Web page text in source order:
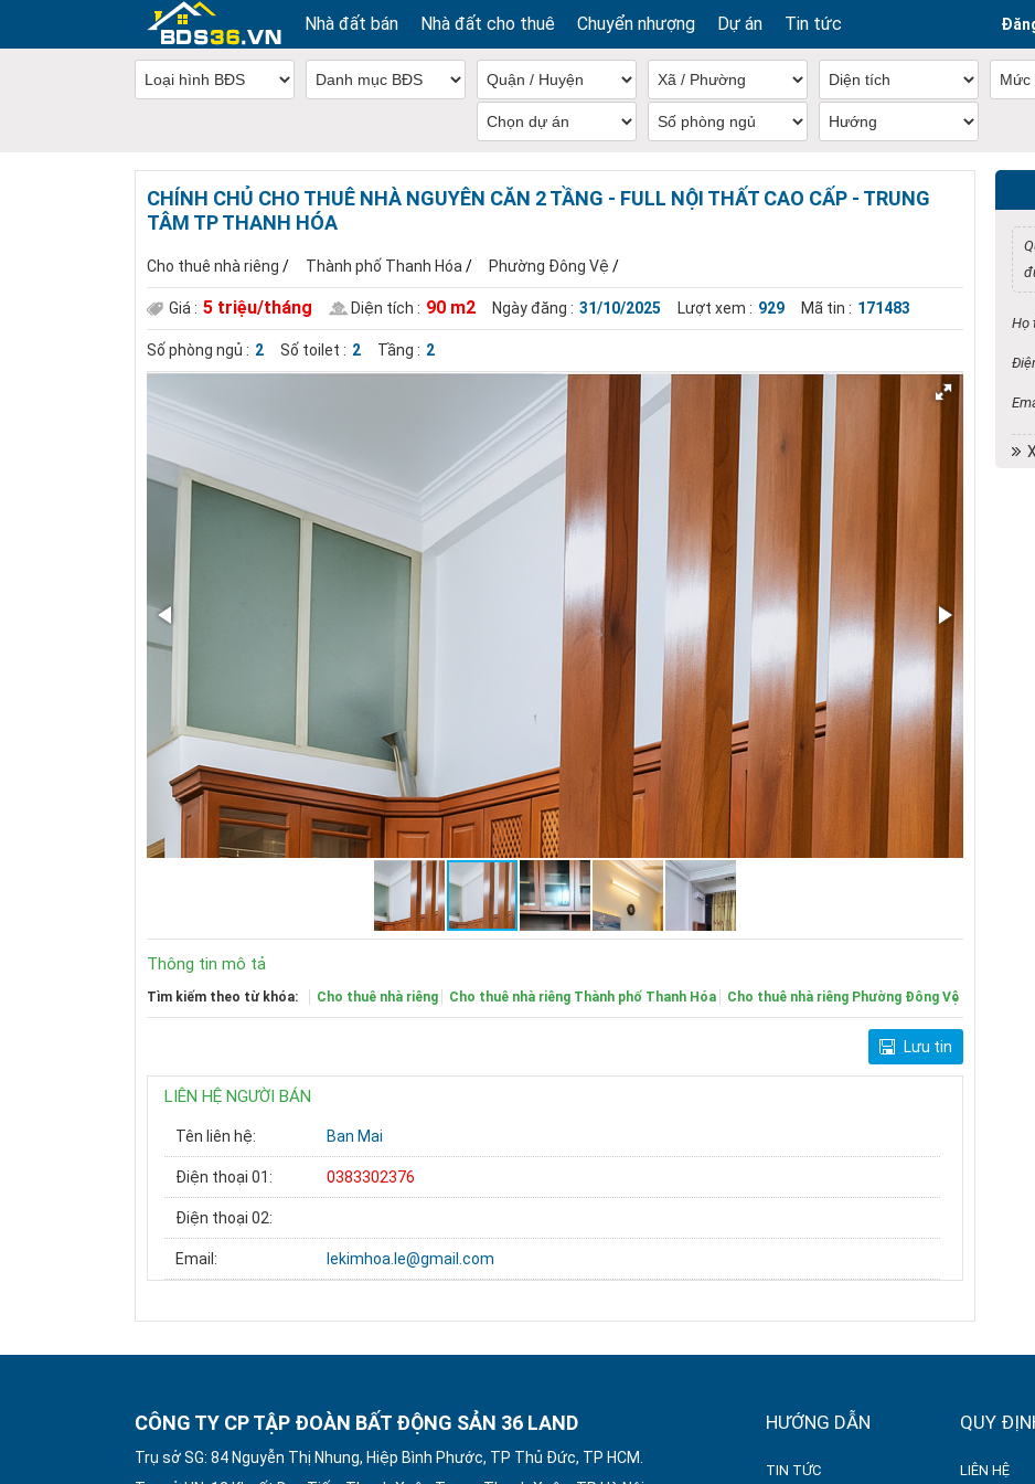
Nhà đất bán Nhà đất cho thuê Chuyển nhượng Dự án Tin tức
CHÍNH CHỦ CHO THUÊ NHÀ NGUYÊN CĂN 2 TẦNG - FULL NỘI THẤT CAO CẤP - TRUNG
TÂM TP THANH HÓA
Cho thuê nhà riêng / Thành phố Thanh Hóa / Phường Đông Vệ /
Giá : 5 triệu/tháng Diện tích : 90 m2 Ngày đăng : 31/10/2025 Lượt xem : 929 Mã tin : 171483
Số phòng ngủ : 2 Số toilet : 2 Tầng : 2
Thông tin mô tả
Tìm kiếm theo từ khóa: Cho thuê nhà riêng Cho thuê nhà riêng Thành phố Thanh Hóa Cho thuê nhà riêng Phường Đông Vệ
Lưu tin
LIÊN HỆ NGƯỜI BÁN
Tên liên hệ: Ban Mai
Điện thoại 01: 0383302376
Điện thoại 02:
Email: lekimhoa.le@gmail.com
Họ
CÔNG TY CP TẬP ĐOÀN BẤT ĐỘNG SẢN 36 LAND
Trụ sở SG: 84 Nguyễn Thị Nhung, Hiệp Bình Phước, TP Thủ Đức, TP HCM.
HƯỚNG DẪN
TIN TỨC
QUY
LIÊN HỆ